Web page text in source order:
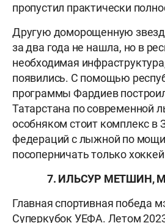
пропустил практически
Другую доморощенную
за два года не нашла, но в
необходимая
появились. С помощью
программы Фардиев
Татарстана по современной
особняком стоит комплекс в
федераций с лыжной по
посоперничать только
7. ИЛЬСУР МЕТШИН,
Главная спортивная победа
Суперкубок УЕФА. Летом